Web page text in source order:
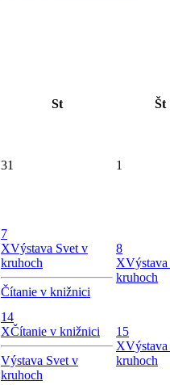
St Št
31 1
7
XVýstava Svet v
kruhoch
Čítanie v knižnici
8
X
kruhoch
14
XČítanie v knižnici
Výstava Svet v
kruhoch
15
X
kruhoch